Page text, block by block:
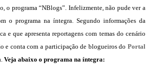
o programa “NBlogs”. Infelizmente, não pude ver a
o programa na íntegra. Segundo informações da
e que apresenta reportagens com temas do cenário
e conta com a participação de blogueiros do Portal
Veja abaixo o programa na íntegra: